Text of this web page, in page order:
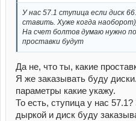
У нас 57.1 ступица если диск
ставить. Хуже когда
На счет болтов думаю нужно
проставки будут
Да не, что ты, какие
Я же заказывать буду
параметры какие укажу.
То есть, ступица у нас
дыркой и диск буду